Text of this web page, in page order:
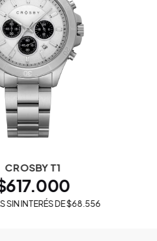
CROSBY T1
SIN INTERÉS DE$68.556